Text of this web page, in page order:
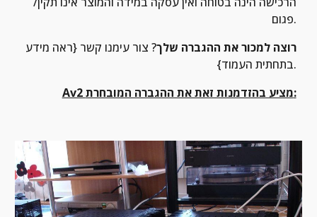
פגום.
רוצה למכור את ההגברה שלך
בתחתית העמוד}.
Av2 מציע בהזדמנות זאת את ההגברה המובחרת: